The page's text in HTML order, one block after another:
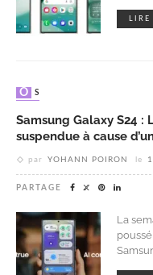
LIRE
OS
Samsung Galaxy S24 :
suspendue à cause
par YOHANN POIRON le
PARTAGE
La